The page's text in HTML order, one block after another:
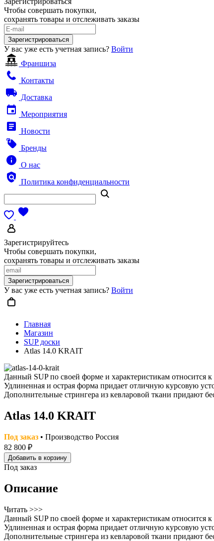
Чтобы совершать покупки,
сохранять товары и отслеживать заказы
Зарегистрироваться
У вас уже есть учетная запись? Войти
Франшиза
Контакты
Доставка
Мероприятия
Новости
Бренды
О нас
Политика конфиденциальности
Зарегистрируйтесь
Чтобы совершать покупки,
сохранять товары и отслеживать заказы
Зарегистрироваться
У вас уже есть учетная запись? Войти
Главная
Магазин
SUP доски
Atlas 14.0 KRAIT
Данный SUP по своей форме и характеристикам относится к
Удлиненная и острая форма придает отличную курсовую
Дополнительные стрингера из кевларовой ткани придают
Atlas 14.0 KRAIT
Под заказ • Производство Россия
82 800 ₽
Добавить в корзину
Под заказ
Описание
Читать >>>
Данный SUP по своей форме и характеристикам относится к
Удлиненная и острая форма придает отличную курсовую
Дополнительные стрингера из кевларовой ткани придают